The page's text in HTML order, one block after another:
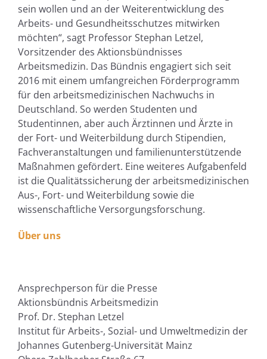
sein wollen und an der Weiterentwicklung des
Arbeits- und Gesundheitsschutzes mitwirken
möchten“, sagt Professor Stephan Letzel,
Vorsitzender des Aktionsbündnisses
Arbeitsmedizin. Das Bündnis engagiert sich seit
2016 mit einem umfangreichen Förderprogramm
für den arbeitsmedizinischen Nachwuchs in
Deutschland. So werden Studenten und
Studentinnen, aber auch Ärztinnen und Ärzte in
der Fort- und Weiterbildung durch Stipendien,
Fachveranstaltungen und familienunterstützende
Maßnahmen gefördert. Eine weiteres Aufgabenfeld
ist die Qualitätssicherung der arbeitsmedizinischen
Aus-, Fort- und Weiterbildung sowie die
wissenschaftliche Versorgungsforschung.
Über uns
Ansprechperson für die Presse
Aktionsbündnis Arbeitsmedizin
Prof. Dr. Stephan Letzel
Institut für Arbeits-, Sozial- und Umweltmedizin der
Johannes Gutenberg-Universität Mainz